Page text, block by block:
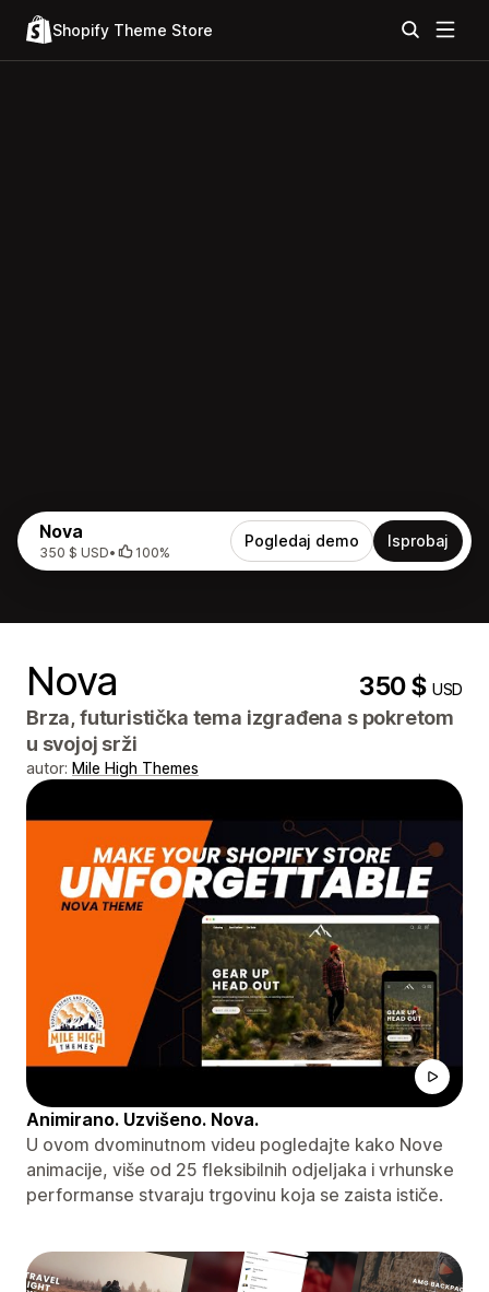
Shopify Theme Store
Nova
350 $ USD• 100%
Pogledaj demo Isprobaj
Nova 350 $USD
Brza, futuristička tema izgrađena s pokretom
u svojoj srži
autor: Mile High Themes
Animirano. Uzvišeno. Nova.
U ovom dvominutnom videu pogledajte kako Nove
animacije, više od 25 fleksibilnih odjeljaka i vrhunske
performanse stvaraju trgovinu koja se zaista ističe.